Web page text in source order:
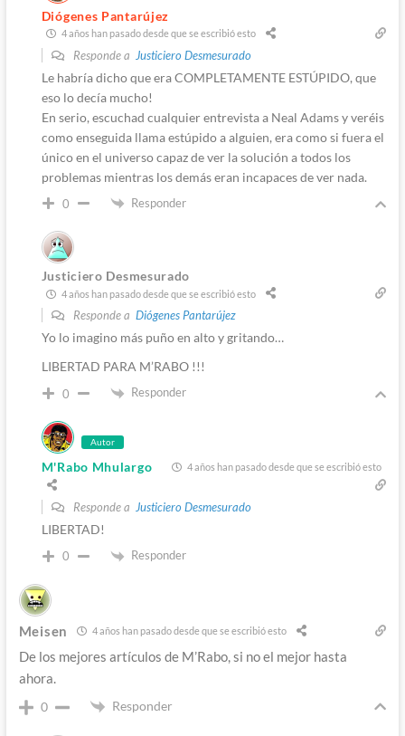
Diógenes Pantarújez
4 años han pasado desde que se escribió esto
Responde a Justiciero Desmesurado
Le habría dicho que era COMPLETAMENTE ESTÚPIDO, que
eso lo decía mucho!
En serio, escuchad cualquier entrevista a Neal Adams y veréis
como enseguida llama estúpido a alguien, era como si fuera el
único en el universo capaz de ver la solución a todos los
problemas mientras los demás eran incapaces de ver nada.
0 Responder
Justiciero Desmesurado
4 años han pasado desde que se escribió esto
Responde a Diógenes Pantarújez
Yo lo imagino más puño en alto y gritando…
LIBERTAD PARA M’RABO !!!
0 Responder
Autor
M'Rabo Mhulargo 4 años han pasado desde que se escribió esto
Responde a Justiciero Desmesurado
LIBERTAD!
0 Responder
Meisen 4 años han pasado desde que se escribió esto
De los mejores artículos de M’Rabo, si no el mejor hasta
ahora.
0 Responder